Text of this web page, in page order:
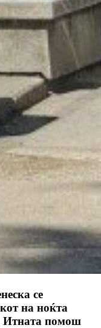
се
на ноќта
Итната помош